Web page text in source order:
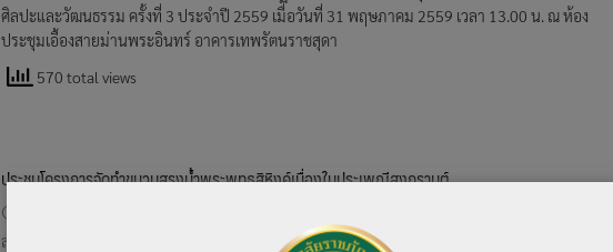
ศิลปะและวัฒนธรรม ครั้งที่ 3 ประจำปี 2559 เมื่อวันที่ 31 พฤษภาคม 2559 เวลา 13.00 น. ณ ห้อง
ประชุมเอื้องสายม่านพระอินทร์ อาคารเทพรัตนราชสุดา
570 total views
ประชุมโครงการจัดทำขบวนสรงน้ำพระพุทธสิหิงค์เนื่องในประเพณีสงกรานต์
สำนักศิลปะและวัฒนธรรม มหาวิทยาลัยราชภัฏเชียงใหม่ จัดการประชุมโครงการจัดทำขบวนสรงน้ำ